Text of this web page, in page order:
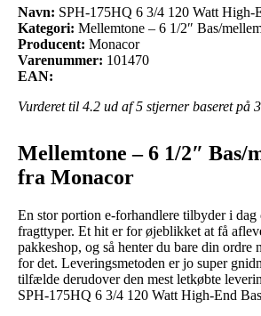
Navn: SPH-175HQ 6 3/4 120 Watt High-
Kategori: Mellemtone – 6 1/2″ Bas/
Producent: Monacor
Varenummer: 101470
EAN:
Vurderet til 4.2 ud af 5 stjerner baseret på
Mellemtone – 6 1/2″ Bas/
fra Monacor
En stor portion e-forhandlere tilbyder i
fragttyper. Et hit er for øjeblikket at få
pakkeshop, og så henter du bare din ordre
for det. Leveringsmetoden er jo super
tilfælde derudover den mest letkøbte
SPH-175HQ 6 3/4 120 Watt High-End